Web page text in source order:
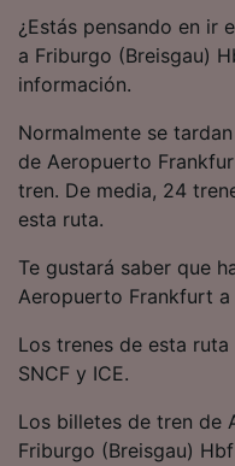
¿Estás pensando en ir
a Friburgo (Breisgau)
información.
Normalmente se
de Aeropuerto
tren. De media, 24
esta ruta.
Te gustará saber que
Aeropuerto Frankfurt
Los trenes de esta
SNCF y ICE.
Los billetes de tren de
Friburgo (Breisgau)
precisa. Analizar
características del
identificación.
dispositivo y/o
publicidad y
audiencia y
Lista de asociados